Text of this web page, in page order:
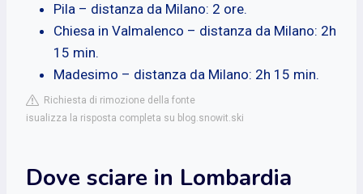
Pila – distanza da Milano: 2 ore.
Chiesa in Valmalenco – distanza da Milano: 2h
15 min.
Madesimo – distanza da Milano: 2h 15 min.
Richiesta di rimozione della fonte
isualizza la risposta completa su blog.snowit.ski
Dove sciare in Lombardia